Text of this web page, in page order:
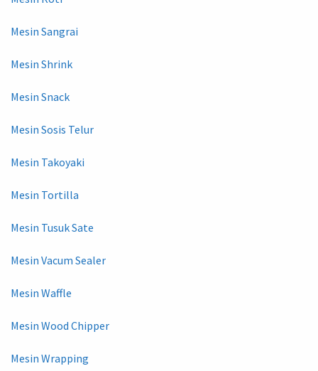
Mesin Sangrai
Mesin Shrink
Mesin Snack
Mesin Sosis Telur
Mesin Takoyaki
Mesin Tortilla
Mesin Tusuk Sate
Mesin Vacum Sealer
Mesin Waffle
Mesin Wood Chipper
Mesin Wrapping